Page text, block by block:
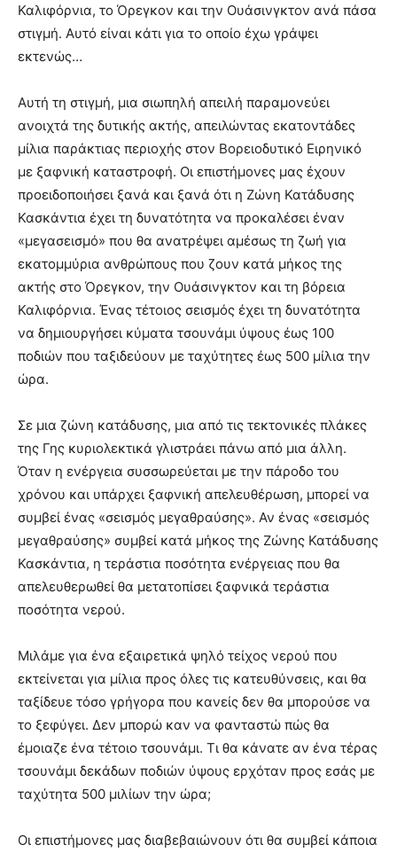
Καλιφόρνια, το Όρεγκον και την Ουάσινγκτον ανά πάσα
στιγμή. Αυτό είναι κάτι για το οποίο έχω γράψει
εκτενώς…
Αυτή τη στιγμή, μια σιωπηλή απειλή παραμονεύει
ανοιχτά της δυτικής ακτής, απειλώντας εκατοντάδες
μίλια παράκτιας περιοχής στον Βορειοδυτικό Ειρηνικό
με ξαφνική καταστροφή. Οι επιστήμονες μας έχουν
προειδοποιήσει ξανά και ξανά ότι η Ζώνη Κατάδυσης
Κασκάντια έχει τη δυνατότητα να προκαλέσει έναν
«μεγασεισμό» που θα ανατρέψει αμέσως τη ζωή για
εκατομμύρια ανθρώπους που ζουν κατά μήκος της
ακτής στο Όρεγκον, την Ουάσινγκτον και τη βόρεια
Καλιφόρνια. Ένας τέτοιος σεισμός έχει τη δυνατότητα
να δημιουργήσει κύματα τσουνάμι ύψους έως 100
ποδιών που ταξιδεύουν με ταχύτητες έως 500 μίλια την
ώρα.
Σε μια ζώνη κατάδυσης, μια από τις τεκτονικές πλάκες
της Γης κυριολεκτικά γλιστράει πάνω από μια άλλη.
Όταν η ενέργεια συσσωρεύεται με την πάροδο του
χρόνου και υπάρχει ξαφνική απελευθέρωση, μπορεί να
συμβεί ένας «σεισμός μεγαθραύσης». Αν ένας «σεισμός
μεγαθραύσης» συμβεί κατά μήκος της Ζώνης Κατάδυσης
Κασκάντια, η τεράστια ποσότητα ενέργειας που θα
απελευθερωθεί θα μετατοπίσει ξαφνικά τεράστια
ποσότητα νερού.
Μιλάμε για ένα εξαιρετικά ψηλό τείχος νερού που
εκτείνεται για μίλια προς όλες τις κατευθύνσεις, και θα
ταξίδευε τόσο γρήγορα που κανείς δεν θα μπορούσε να
το ξεφύγει. Δεν μπορώ καν να φανταστώ πώς θα
έμοιαζε ένα τέτοιο τσουνάμι. Τι θα κάνατε αν ένα τέρας
τσουνάμι δεκάδων ποδιών ύψους ερχόταν προς εσάς με
ταχύτητα 500 μιλίων την ώρα;
Οι επιστήμονες μας διαβεβαιώνουν ότι θα συμβεί κάποια